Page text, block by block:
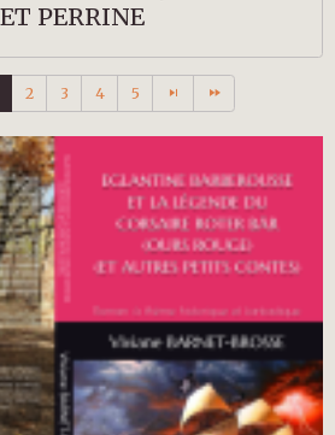
PERRINE
2 3 4 5